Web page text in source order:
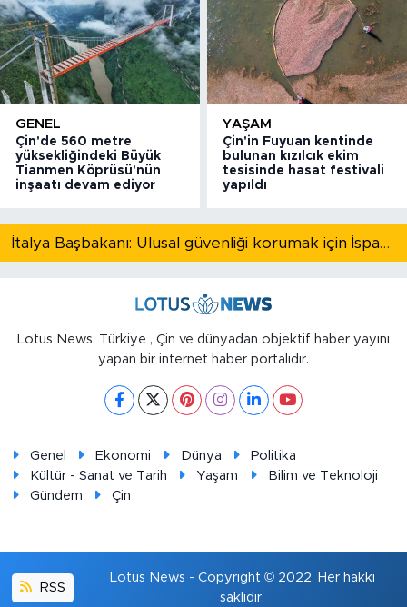
GENEL
Çin'de 560 metre
yüksekliğindeki Büyük
Tianmen Köprüsü'nün
inşaatı devam ediyor
YAŞAM
Çin'in Fuyuan kentinde
bulunan kızılcık ekim
tesisinde hasat festivali
yapıldı
İtalya Başbakanı: Ulusal güvenliği korumak için İspanya ile Schengen kapsamındaki serbest dolaşımı askıya alıyoruz
Lotus News, Türkiye , Çin ve dünyadan objektif haber yayını
yapan bir internet haber portalıdır.
Genel Ekonomi Dünya
Politika
Kültür - Sanat ve Tarih
Yaşam
Bilim ve Teknoloji
Gündem
Çin
RSS
Lotus News - Copyright © 2022. Her hakkı
saklıdır.